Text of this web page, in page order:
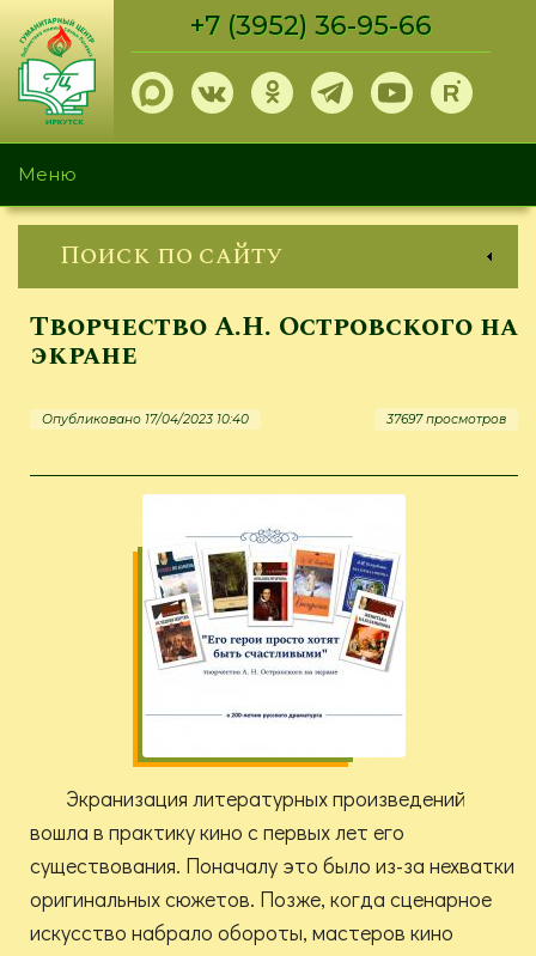
Перейти
основному
содержанию
+7 (3952) 36-95-66
Меню
Поиск по сайту
Творчество А.Н. Островского на
экране
Опубликовано 17/04/2023 10:40 37697 просмотров
Экранизация литературных произведений
вошла в практику кино с первых лет его
существования. Поначалу это было из-за нехватки
оригинальных сюжетов. Позже, когда сценарное
искусство набрало обороты, мастеров кино